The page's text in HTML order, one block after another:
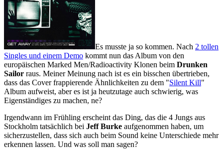
Es musste ja so kommen. Nach 2 tollen
Singles und einem Demo kommt nun das Album von den
europäischen Marked Men/Radioactivity Klonen beim Drunken
Sailor raus. Meiner Meinung nach ist es ein bisschen übertrieben,
dass das Cover frappierende Ähnlichkeiten zu dem "Silent Kill"
Album aufweist, aber es ist ja heutzutage auch schwierig, was
Eigenständiges zu machen, ne?
Irgendwann im Frühling erscheint das Ding, das die 4 Jungs aus
Stockholm tatsächlich bei Jeff Burke aufgenommen haben, um
sicherzustellen, dass sich auch beim Sound keine Unterschiede mehr
erkennen lassen. Und was soll man sagen?